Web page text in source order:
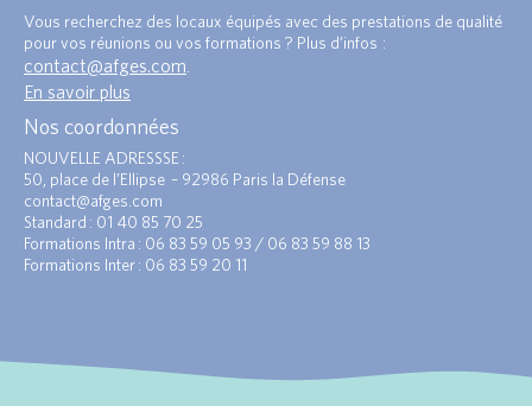
Vous recherchez des locaux équipés avec des prestations de qualité
pour vos réunions ou vos formations ? Plus d’infos :
contact@afges.com.
En savoir plus
Nos coordonnées
NOUVELLE ADRESSSE :
50, place de l’Ellipse – 92986 Paris la Défense
contact@afges.com
Standard : 01 40 85 70 25
Formations Intra : 06 83 59 05 93 / 06 83 59 88 13
Formations Inter : 06 83 59 20 11